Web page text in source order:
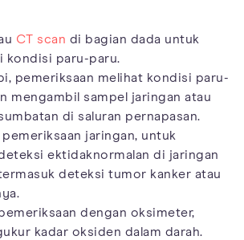
CT scan di bagian dada untuk
kondisi paru-paru.
pemeriksaan melihat kondisi paru-
mengambil sampel jaringan atau
di saluran pernapasan.
jaringan, untuk
ektidaknormalan di jaringan
deteksi tumor kanker atau
dengan oksimeter,
kadar oksiden dalam darah.